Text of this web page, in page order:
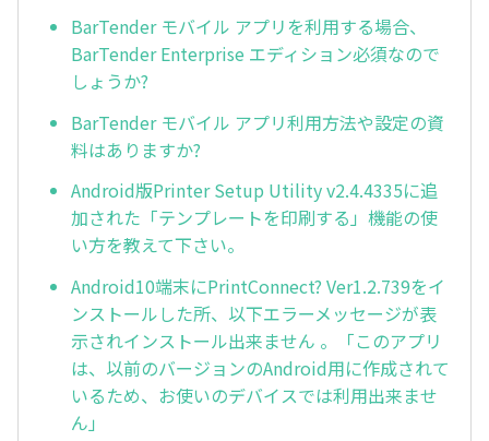
BarTender モバイル アプリを利用する場合、
BarTender Enterprise エディション必須なので
しょうか?
BarTender モバイル アプリ利用方法や設定の資
料はありますか?
Android版Printer Setup Utility v2.4.4335に追
加された「テンプレートを印刷する」機能の使
い方を教えて下さい。
Android10端末にPrintConnect? Ver1.2.739をイ
ンストールした所、以下エラーメッセージが表
示されインストール出来ません 。「このアプリ
は、以前のバージョンのAndroid用に作成されて
いるため、お使いのデバイスでは利用出来ませ
ん」